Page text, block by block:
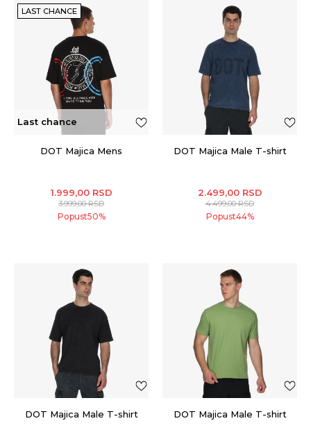
LAST CHANCE
Last chance
DOT Majica Mens
1.999,00 RSD
3.999,00RSD
Popust50%
DOT Majica Male T-shirt
2.499,00 RSD
4.499,00RSD
Popust44%
DOT Majica Male T-shirt DOT Majica Male T-shirt